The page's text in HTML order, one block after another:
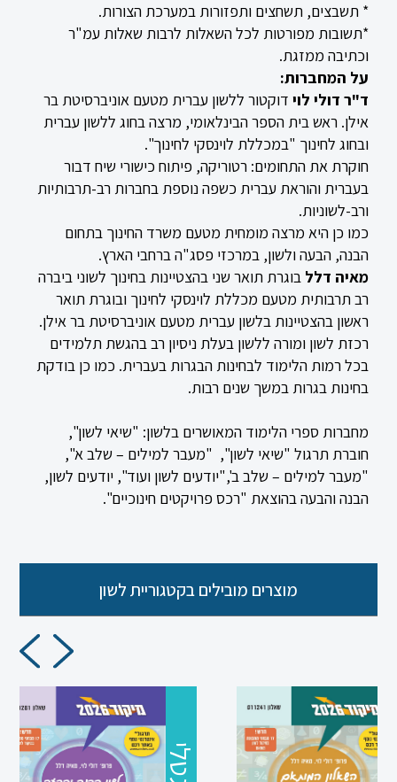
לשון
מדעים
ערבית
* תשבצים, תשחצים ותפזורות במערכת הצורות.
*תשובות מפורטות לכל השאלות לרבות שאלות עמ"ר
וכתיבה ממזגת.
על המחברות:
ד"ר דולי לוי דוקטור ללשון עברית מטעם אוניברסיטת בר
אילן. ראש בית הספר הבינלאומי, מרצה בחוג ללשון עברית
ובחוג לחינוך "במכללת לוינסקי לחינוך".
חוקרת את התחומים: רטוריקה, פיתוח כישורי שיח דבור
בעברית והוראת עברית כשפה נוספת בחברות רב-תרבותיות
ורב-לשוניות.
כמו כן היא מרצה מומחית מטעם משרד החינוך בתחום
הבנה, הבעה ולשון, במרכזי פסג"ה ברחבי הארץ.
מאיה דללבוגרת תואר שני בהצטיינות בחינוך לשוני ביברה
רב תרבותית מטעם מכללת לוינסקי לחינוך ובוגרת תואר
ראשון בהצטיינות בלשון עברית מטעם אוניברסיטת בר אילן.
רכזת לשון ומורה ללשון בעלת ניסיון רב בהגשת תלמידים
בכל רמות הלימוד לבחינות הבגרות בעברית. כמו כן בודקת
בחינות בגרות במשך שנים רבות.
מחברות ספרי הלימוד המאושרים בלשון: "שיאי לשון",
חוברת תרגול "שיאי לשון", "מעבר למילים – שלב א",
"מעבר למילים – שלב ב',"יודעים לשון ועוד", יודעים לשון,
הבנה והבעה בהוצאת "רכס פרויקטים חינוכיים".
מוצרים מובילים בקטגוריית לשון